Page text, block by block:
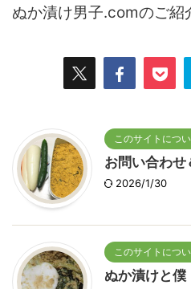
ぬか漬け男子.comのご紹
このサイトにつ
お問い合わせ
2026/1/30
このサイトにつ
ぬか漬けと僕